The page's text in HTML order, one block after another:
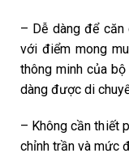
– Dễ dàng để căn
với điểm mong
thông minh của
dàng được di
– Không cần thiết
chỉnh trần và mức